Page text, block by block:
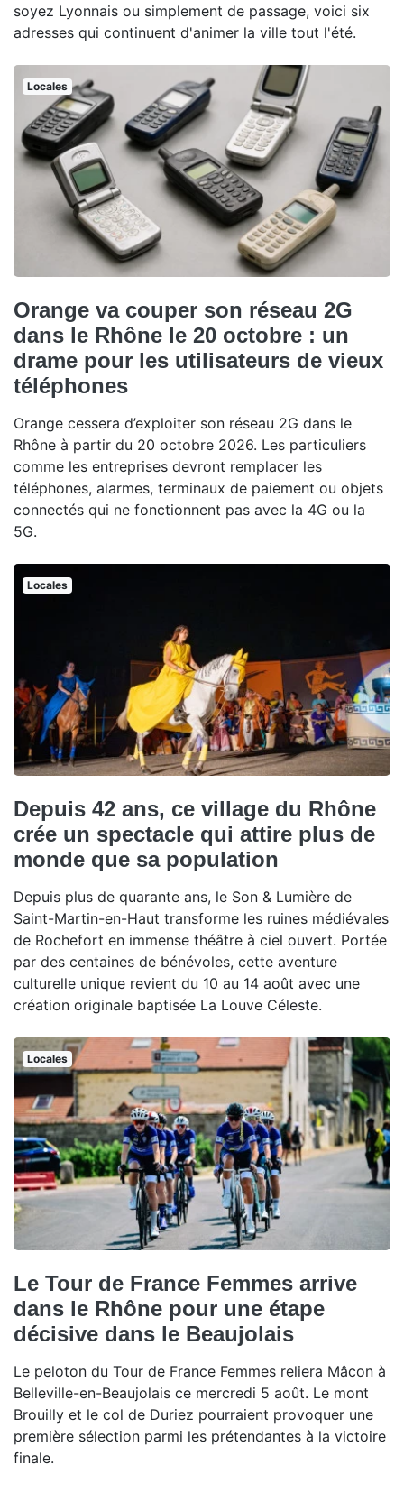
soyez Lyonnais ou simplement de passage, voici six
adresses qui continuent d'animer la ville tout l'été.
Locales
Orange va couper son réseau 2G
dans le Rhône le 20 octobre : un
drame pour les utilisateurs de vieux
téléphones
Orange cessera d’exploiter son réseau 2G dans le
Rhône à partir du 20 octobre 2026. Les particuliers
comme les entreprises devront remplacer les
téléphones, alarmes, terminaux de paiement ou objets
connectés qui ne fonctionnent pas avec la 4G ou la
5G.
Locales
Depuis 42 ans, ce village du Rhône
crée un spectacle qui attire plus de
monde que sa population
Depuis plus de quarante ans, le Son & Lumière de
Saint-Martin-en-Haut transforme les ruines médiévales
de Rochefort en immense théâtre à ciel ouvert. Portée
par des centaines de bénévoles, cette aventure
culturelle unique revient du 10 au 14 août avec une
création originale baptisée La Louve Céleste.
Locales
Le Tour de France Femmes arrive
dans le Rhône pour une étape
décisive dans le Beaujolais
Le peloton du Tour de France Femmes reliera Mâcon à
Belleville-en-Beaujolais ce mercredi 5 août. Le mont
Brouilly et le col de Duriez pourraient provoquer une
première sélection parmi les prétendantes à la victoire
finale.